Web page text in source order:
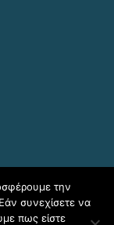
την
συνεχίσετε να
πως είστε